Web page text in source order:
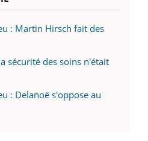
: Martin Hirsch fait des
sécurité des soins n'était
: Delanoë s'oppose au